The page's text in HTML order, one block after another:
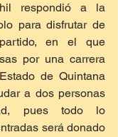
respondió a la
para disfrutar de
en el que
por una carrera
de Quintana
a dos personas
pues todo lo
será donado